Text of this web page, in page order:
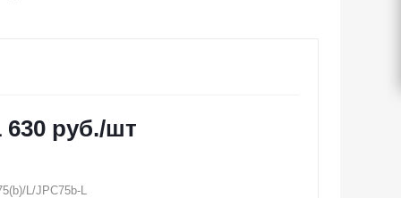
630 руб./шт
L/JPC75b-L